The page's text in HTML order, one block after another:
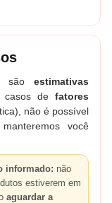
são estimativas
casos de fatores
não é possível
você
informado: não
estiverem em
aguardar a